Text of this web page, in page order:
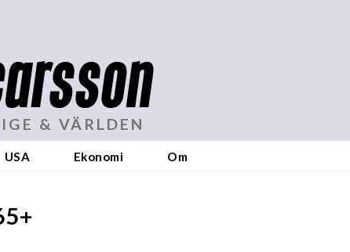
& VÄRLDEN
USA Ekonomi Om